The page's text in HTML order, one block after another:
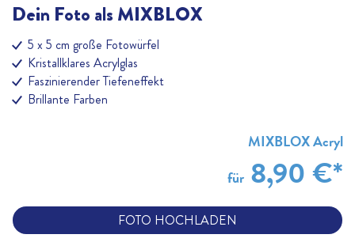
Dein Foto als MIXBLOX
5 x 5 cm große Fotowürfel
Kristallklares Acrylglas
Faszinierender Tiefeneffekt
Brillante Farben
MIXBLOX Acryl
für 8,90 €*
FOTO HOCHLADEN